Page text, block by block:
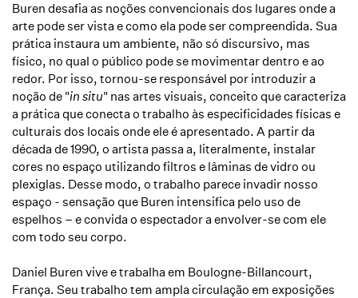
Buren desafia as noções convencionais dos lugares onde a
arte pode ser vista e como ela pode ser compreendida. Sua
prática instaura um ambiente, não só discursivo, mas
físico, no qual o público pode se movimentar dentro e ao
redor. Por isso, tornou-se responsável por introduzir a
noção de "in situ" nas artes visuais, conceito que caracteriza
a prática que conecta o trabalho às especificidades físicas e
culturais dos locais onde ele é apresentado. A partir da
década de 1990, o artista passa a, literalmente, instalar
cores no espaço utilizando filtros e lâminas de vidro ou
plexiglas. Desse modo, o trabalho parece invadir nosso
espaço - sensação que Buren intensifica pelo uso de
espelhos – e convida o espectador a envolver-se com ele
com todo seu corpo.
Daniel Buren vive e trabalha em Boulogne-Billancourt,
França. Seu trabalho tem ampla circulação em exposições